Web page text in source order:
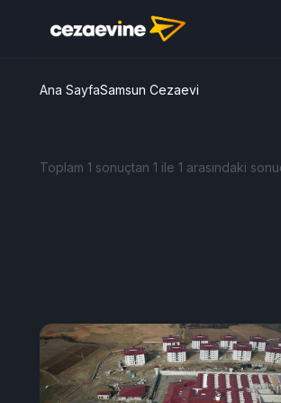
Ana SayfaSamsun Cezaevi
Toplam 1 sonuçtan 1 ile 1 arasındaki